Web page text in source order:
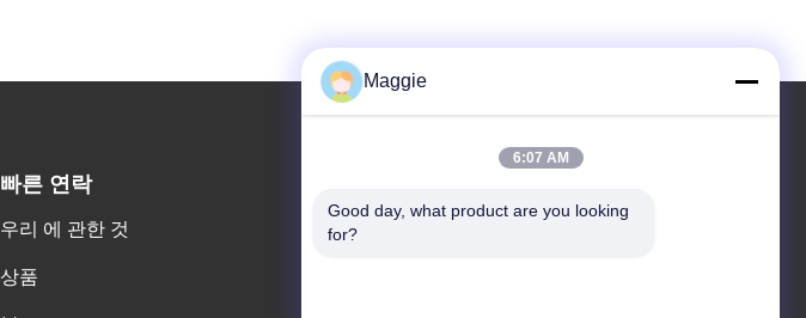
빠른 연락
우리 에 관한 것
상품
주소
Maggie
6:07 AM
Good day, what product are you looking
for?